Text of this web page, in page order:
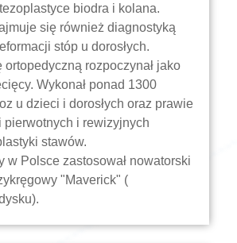
biodra i kolana.
się również diagnostyką
stóp u dorosłych.
ortopedyczną rozpoczynał jako
Wykonał ponad 1300
u dzieci i dorosłych oraz prawie
pierwotnych i rewizyjnych
stawów.
w Polsce zastosował nowatorski
"Maverick" (